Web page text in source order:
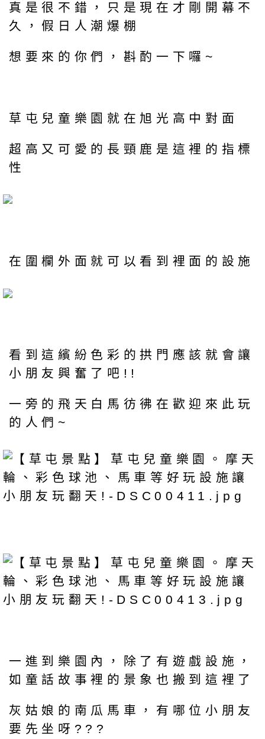
真是很不錯，只是現在才剛開幕不
久，假日人潮爆棚
想要來的你們，斟酌一下囉~
草屯兒童樂園就在旭光高中對面
超高又可愛的長頸鹿是這裡的指標
性
在圍欄外面就可以看到裡面的設施
看到這繽紛色彩的拱門應該就會讓
小朋友興奮了吧!!
一旁的飛天白馬彷彿在歡迎來此玩
的人們~
一進到樂園內，除了有遊戲設施，
如童話故事裡的景象也搬到這裡了
灰姑娘的南瓜馬車，有哪位小朋友
要先坐呀???